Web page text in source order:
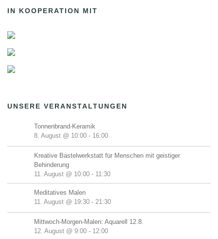
IN KOOPERATION MIT
UNSERE VERANSTALTUNGEN
Tonnenbrand-Keramik
8. August @ 10:00 - 16:00
Kreative Bastelwerkstatt für Menschen mit geistiger
Behinderung
11. August @ 10:00 - 11:30
Meditatives Malen
11. August @ 19:30 - 21:30
Mittwoch-Morgen-Malen: Aquarell 12.8.
12. August @ 9:00 - 12:00